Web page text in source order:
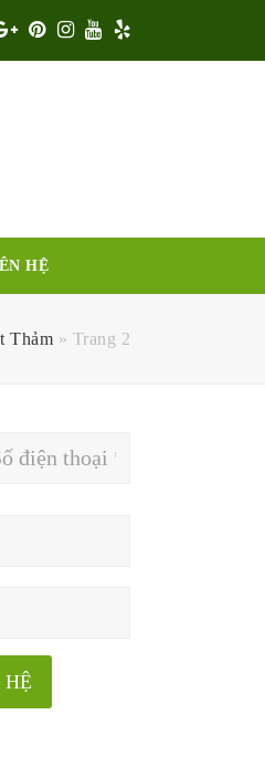
Google
Plus
Pinterest
Instagram
Youtube
Yelp
HỆ
Thảm » Trang 2